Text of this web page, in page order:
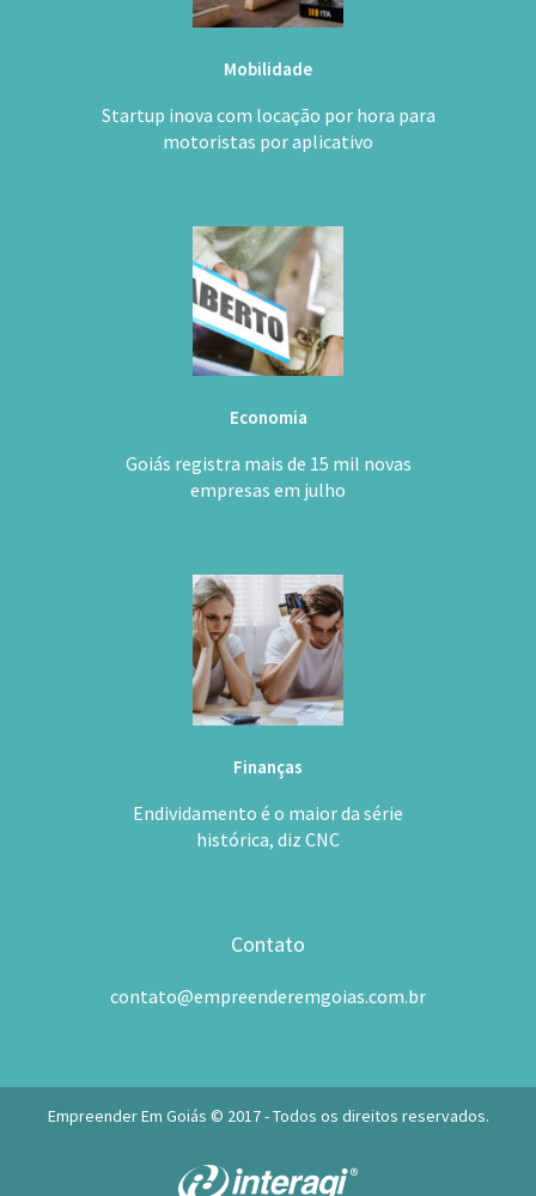
Mobilidade
Startup inova com locação por hora para
motoristas por aplicativo
Economia
Goiás registra mais de 15 mil novas
empresas em julho
Finanças
Endividamento é o maior da série
histórica, diz CNC
Contato
contato@empreenderemgoias.com.br
Empreender Em Goiás © 2017 - Todos os direitos reservados.